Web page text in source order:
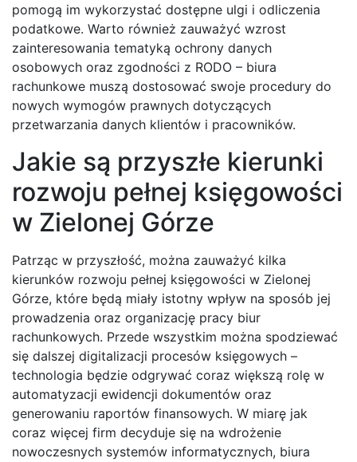
pomogą im wykorzystać dostępne ulgi i odliczenia
podatkowe. Warto również zauważyć wzrost
zainteresowania tematyką ochrony danych
osobowych oraz zgodności z RODO – biura
rachunkowe muszą dostosować swoje procedury do
nowych wymogów prawnych dotyczących
przetwarzania danych klientów i pracowników.
Jakie są przyszłe kierunki
rozwoju pełnej księgowości
w Zielonej Górze
Patrząc w przyszłość, można zauważyć kilka
kierunków rozwoju pełnej księgowości w Zielonej
Górze, które będą miały istotny wpływ na sposób jej
prowadzenia oraz organizację pracy biur
rachunkowych. Przede wszystkim można spodziewać
się dalszej digitalizacji procesów księgowych –
technologia będzie odgrywać coraz większą rolę w
automatyzacji ewidencji dokumentów oraz
generowaniu raportów finansowych. W miarę jak
coraz więcej firm decyduje się na wdrożenie
nowoczesnych systemów informatycznych, biura